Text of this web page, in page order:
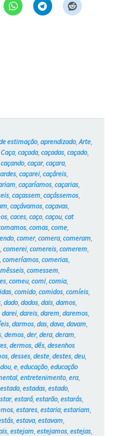
caçada?
Gatos
#6
estimação, aprendizado, Arte,
Caça, caçada, caçadas, caçado,
caçando, caçar, caçara,
, caçarei, caçáreis,
, caçaríamos, caçarias,
, caçassem, caçássemos,
, caçávamos, caçavas,
, caces, caço, caçou, cat
, comas, come,
, comer, comera, comeram,
comerei, comereis, comerem,
comeríamos, comerias,
, comessem,
, comeu, comi, comia,
, comido, comidos, comíeis,
, dado, dados, dais, damos,
darei, dareis, darem, daremos,
, darmos, das, dava, davam,
, demos, der, dera, deram,
, dermos, dês, desenhos
, desses, deste, destes, deu,
dou, e, educação, educação
, entretenimento, era,
estada, estadas, estado,
, estará, estarão, estarás,
, estares, estaria, estariam,
, estava, estavam,
, estejam, estejamos, estejas,